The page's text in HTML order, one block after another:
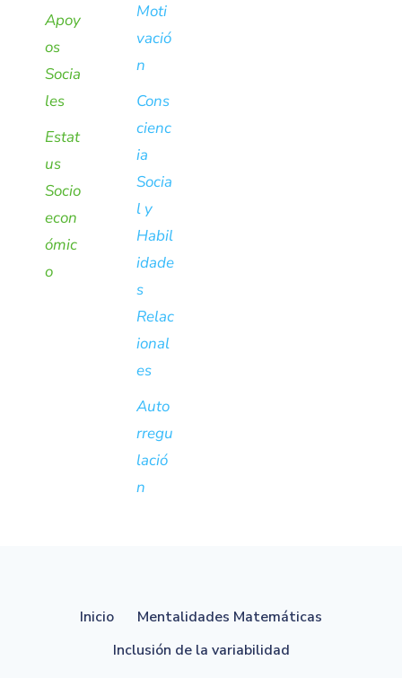
Apoy
os
Socia
les
Estat
us
Socio
econ
ómic
o
Moti
vació
n
Cons
cienc
ia
Socia
l y
Habil
idade
s
Relac
ional
es
Auto
rregu
lació
n
Inicio
Mentalidades Matemáticas
Inclusión de la variabilidad